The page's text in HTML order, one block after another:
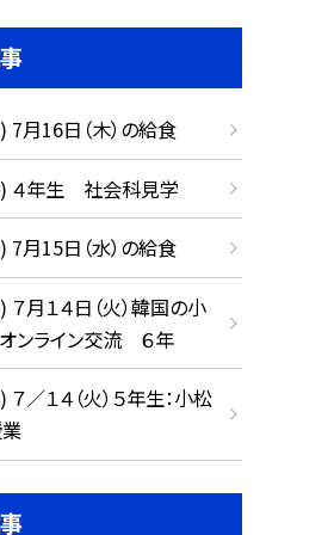
月16日（木）の給食
４年生 社会科見学
月15日（水）の給食
月１４日（火）韓国の小
ンライン交流 ６年
／１４（火）５年生：小松